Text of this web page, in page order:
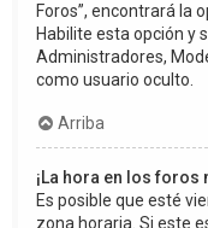
Foros”, encontrará la
Habilite esta opción y
Administradores,
como usuario oculto.
Arriba
¡La hora en los foros
Es posible que esté
zona horaria. Si este